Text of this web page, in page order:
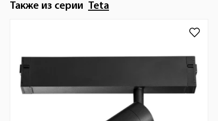
Также из серии Teta